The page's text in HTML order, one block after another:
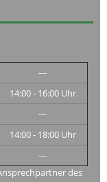
---
14:00 - 16:00 Uhr
---
14:00 - 18:00 Uhr
---
des